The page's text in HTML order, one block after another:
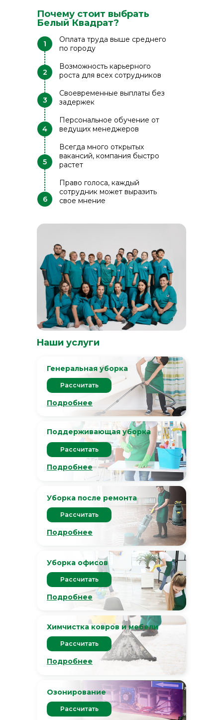
1
2
3
4
5
6
Почему стоит выбрать
Белый Квадрат?
Оплата труда выше среднего
по городу
Возможность карьерного
роста для всех сотрудников
Своевременные выплаты без
задержек
Персональное обучение от
ведущих менеджеров
Всегда много открытых
вакансий, компания быстро
растет
Право голоса, каждый
сотрудник может выразить
свое мнение
Генеральная уборка
Подробнее
Рассчитать
Подробнее
Рассчитать
Уборка после ремонта
Подробнее
Рассчитать
Озонирование
Рассчитать
Химчистка ковров и мебели
Подробнее
Рассчитать
Уборка офисов
Подробнее
Рассчитать
Наши услуги
Поддерживающая уборка